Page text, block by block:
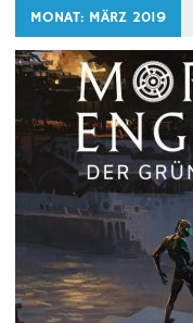
MONAT: MÄRZ 2019